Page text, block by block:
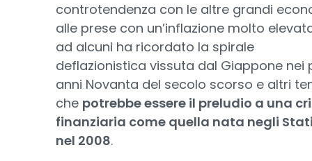
controtendenza con le altre grandi
alle prese con un’inflazione molto
ad alcuni ha ricordato la spirale
deflazionistica vissuta dal Giappone nei
anni Novanta del secolo scorso e altri
che potrebbe essere il preludio a una
finanziaria come quella nata negli
nel 2008.